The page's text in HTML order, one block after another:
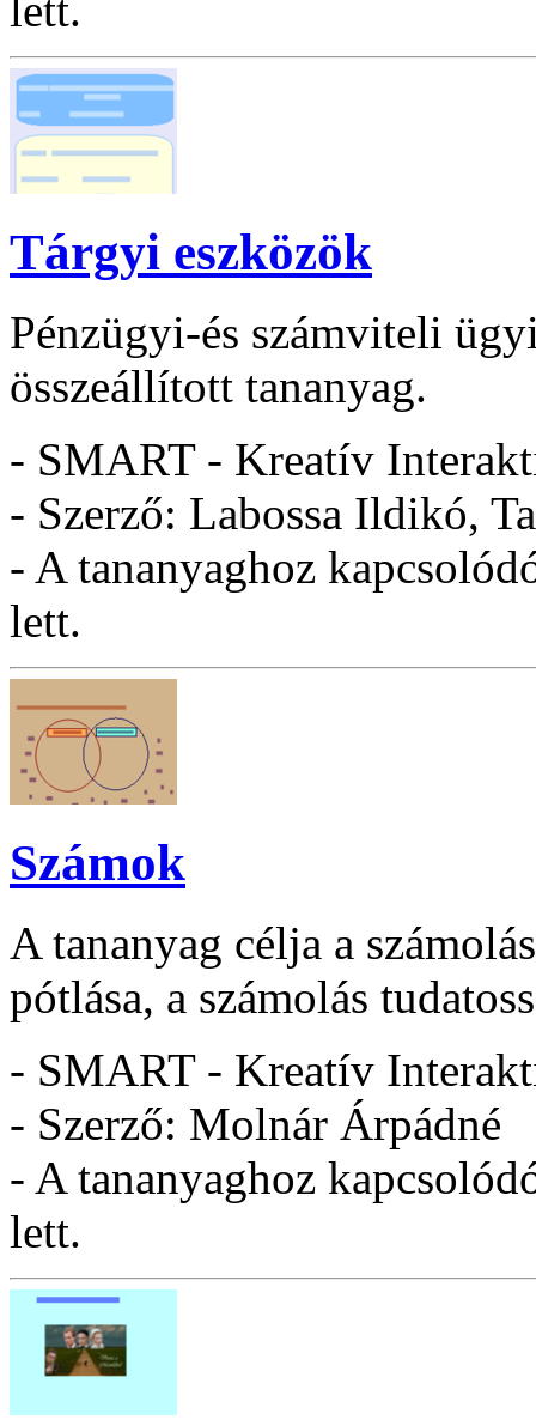
lett.
Tárgyi eszközök
Pénzügyi-és számviteli
összeállított tananyag.
- SMART - Kreatív
- Szerző: Labossa Ildikó,
- A tananyaghoz
lett.
Számok
A tananyag célja a
pótlása, a számolás
- SMART - Kreatív
- Szerző: Molnár Árpádné
- A tananyaghoz
lett.